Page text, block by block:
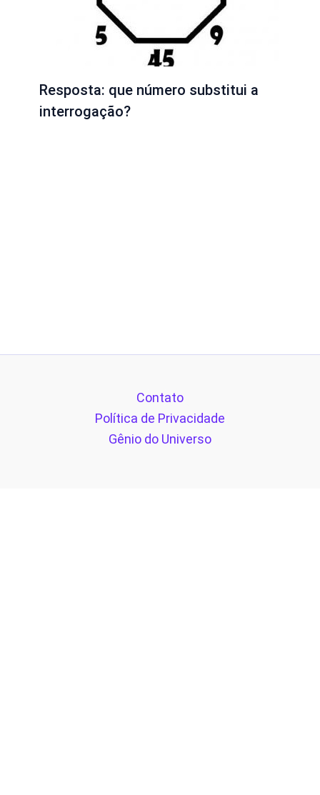
Resposta: que número substitui a
interrogação?
Contato
Política de Privacidade
Gênio do Universo